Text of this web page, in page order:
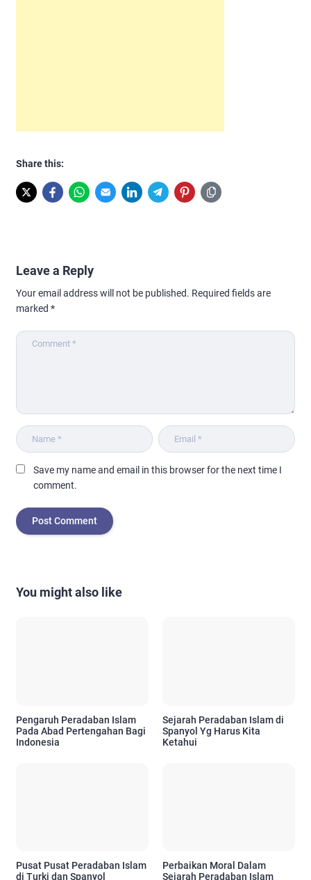
Share this:
Leave a Reply
Your email address will not be published. Required fields are
marked *
Save my name and email in this browser for the next time I
comment.
You might also like
Pengaruh Peradaban Islam
Pada Abad Pertengahan Bagi
Indonesia
Sejarah Peradaban Islam di
Spanyol Yg Harus Kita
Ketahui
Pusat Pusat Peradaban Islam
di Turki dan Spanyol
Perbaikan Moral Dalam
Sejarah Peradaban Islam